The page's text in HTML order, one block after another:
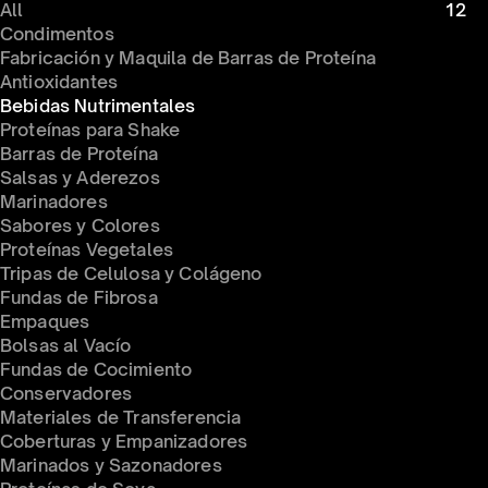
All
12
Condimentos
Fabricación y Maquila de Barras de Proteína
Antioxidantes
Bebidas Nutrimentales
Proteínas para Shake
Barras de Proteína
Salsas y Aderezos
Marinadores
Sabores y Colores
Proteínas Vegetales
Tripas de Celulosa y Colágeno
Fundas de Fibrosa
Empaques
Bolsas al Vacío
Fundas de Cocimiento
Conservadores
Materiales de Transferencia
Coberturas y Empanizadores
Marinados y Sazonadores